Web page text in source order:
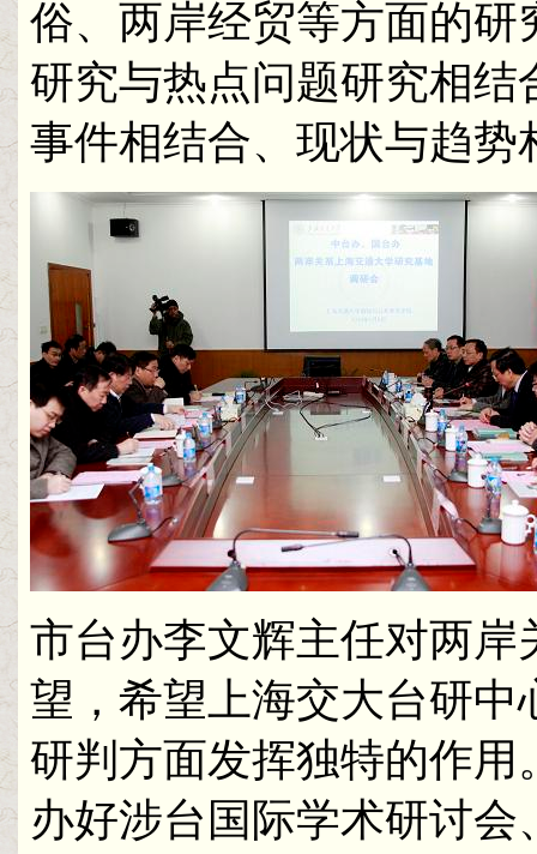
俗、两岸经贸等方面的
研究与热点问题研究相
事件相结合、现状与趋势
市台办李文辉主任对两
望，希望上海交大台研
研判方面发挥独特的作
办好涉台国际学术研讨